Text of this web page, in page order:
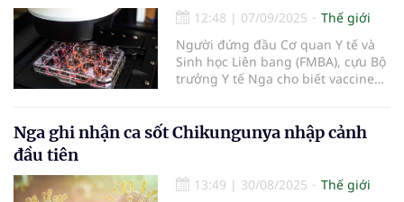
12:48 | 07/09/2025
Thế giới
Người đứng đầu Cơ quan Y tế và
Sinh học Liên bang (FMBA), cựu Bộ
trưởng Y tế Nga cho biết vaccine
Nga ghi nhận ca sốt Chikungunya nhập cảnh
đầu tiên
13:49 | 30/08/2025
Thế giới